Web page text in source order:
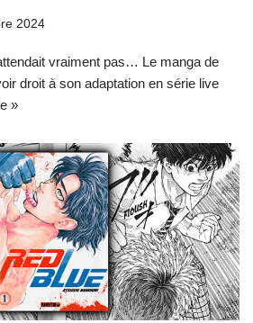
2024
vraiment pas… Le manga de
droit à son adaptation en série live
»